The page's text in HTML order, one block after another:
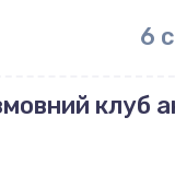
6
клуб